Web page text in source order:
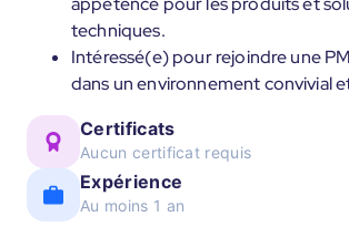
techniques.
Intéressé(e) pour rejoindre une
dans un environnement convivial
Certificats
Aucun certificat requis
Expérience
Au moins 1 an